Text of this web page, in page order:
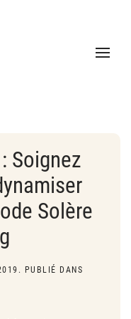
Soignez
Solère
. PUBLIÉ DANS